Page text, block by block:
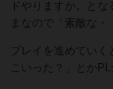
ドやりますか。と
まなので「素敵な・
プレイを進めていく
こいった？」とか